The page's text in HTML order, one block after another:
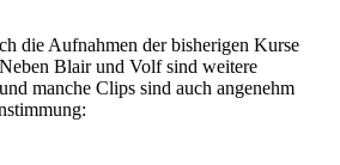
die Aufnahmen der bisherigen Kurse
Blair und Volf sind weitere
manche Clips sind auch angenehm